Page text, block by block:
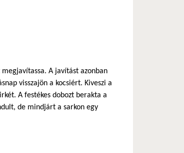
A javítást azonban
visszajön a kocsiért. Kiveszi a
A festékes dobozt berakta a
de mindjárt a sarkon egy